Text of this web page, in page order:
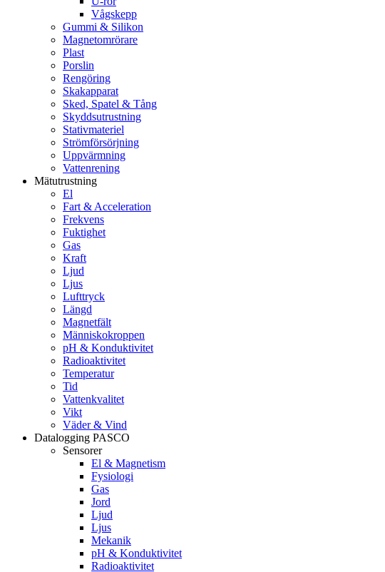
Vågskepp
Gummi & Silikon
Magnetomrörare
Plast
Porslin
Rengöring
Skakapparat
Sked, Spatel & Tång
Skyddsutrustning
Stativmateriel
Strömförsörjning
Uppvärmning
Vattenrening
Mätutrustning
El
Fart & Acceleration
Frekvens
Fuktighet
Gas
Kraft
Ljud
Ljus
Lufttryck
Längd
Magnetfält
Människokroppen
pH & Konduktivitet
Radioaktivitet
Temperatur
Tid
Vattenkvalitet
Vikt
Väder & Vind
Datalogging PASCO
Sensorer
El & Magnetism
Fysiologi
Gas
Jord
Ljud
Ljus
Mekanik
pH & Konduktivitet
Radioaktivitet